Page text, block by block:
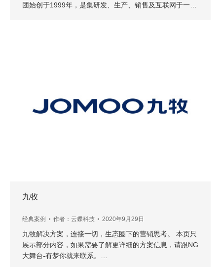
团始创于1999年，是集研发、生产、销售及互联网于一…
九牧
经典案例 作者： 云蝶科技 2020年9月29日
九牧解决方案，连接一切，生态圈下的营销思考。 本页只
展示部分内容，如果需要了解更详细的方案信息，请跟NG
大舞台-有梦你就来联系。…